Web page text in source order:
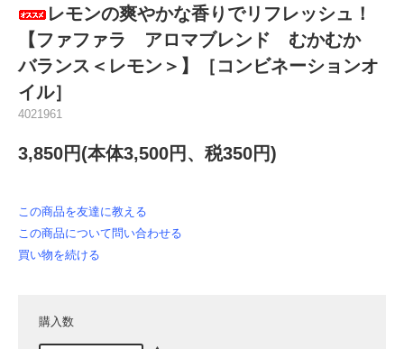
レモンの爽やかな香りでリフレッシュ！
【ファファラ アロマブレンド むかむか
バランス＜レモン＞】［コンビネーションオ
イル］
4021961
3,850円(本体3,500円、税350円)
この商品を友達に教える
この商品について問い合わせる
買い物を続ける
購入数